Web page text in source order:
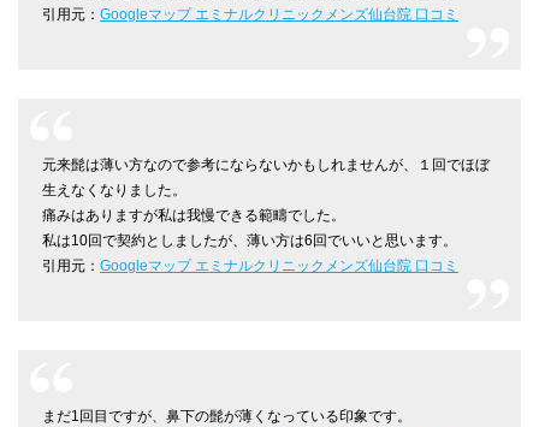
引用元： Googleマップ エミナルクリニックメンズ仙台院 口コミ
元来髭は薄い方なので参考にならないかもしれませんが、１回でほぼ
生えなくなりました。
痛みはありますが私は我慢できる範疇でした。
私は10回で契約としましたが、薄い方は6回でいいと思います。
引用元： Googleマップ エミナルクリニックメンズ仙台院 口コミ
まだ1回目ですが、鼻下の髭が薄くなっている印象です。